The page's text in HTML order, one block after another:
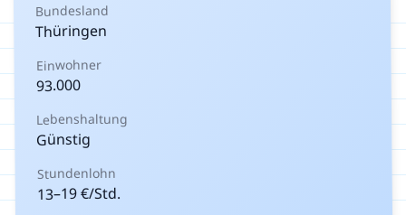
Bundesland
Thüringen
Einwohner
93.000
Lebenshaltung
Günstig
Stundenlohn
13–19€/Std.